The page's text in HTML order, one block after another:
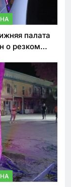
палата
о резком